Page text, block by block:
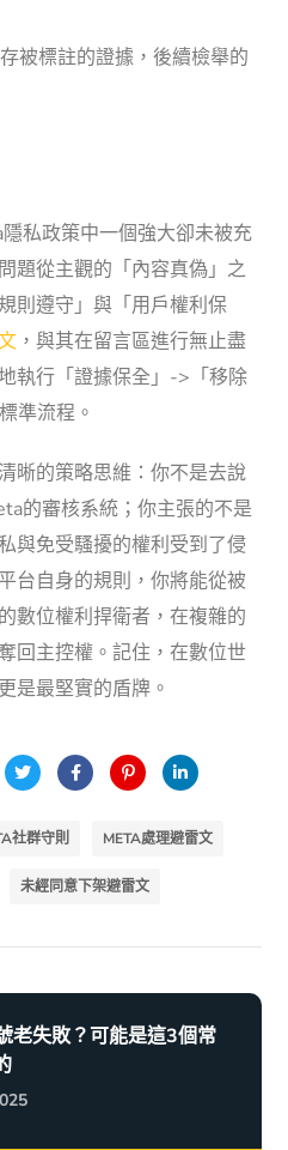
被標註的證據，後續檢舉的
私政策中一個強大卻未被充
題從主觀的「內容真偽」之
則遵守」與「用戶權利保
，與其在留言區進行無止盡
執行「證據保全」->「移除
準流程。
晰的策略思維：你不是去說
的審核系統；你主張的不是
與免受騷擾的權利受到了侵
台自身的規則，你將能從被
數位權利捍衛者，在複雜的
回主控權。記住，在數位世
是最堅實的盾牌。
社群守則 META處理避雷文
未經同意下架避雷文
老失敗？可能是這3個常